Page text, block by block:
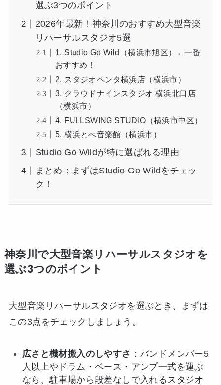
選ぶ3つのポイント
2026年最新！神奈川のおすすめ大型音楽
リハーサルスタジオ5選
1. Studio Go Wild（横浜市旭区）←一番
おすすめ！
2. スタジオペンタ横浜店（横浜市）
3. クラウドナインスタジオ 横浜北口店
（横浜市）
4. FULLSWING STUDIO（横浜市中区）
5. 横浜とべ音楽館（横浜市）
Studio Go Wildが特に選ばれる理由
まとめ：まずはStudio Go Wildをチェッ
ク！
神奈川で大型音楽リハーサルスタジオを
選ぶ3つのポイント
大型音楽リハーサルスタジオを選ぶとき、まずは
この3点をチェックしましょう。
広さと機材搬入のしやすさ ：バンドメンバー5
人以上やドラム・ベース・アンプ一式を運ぶ
なら、駐車場から段差なしで入れるスタジオ